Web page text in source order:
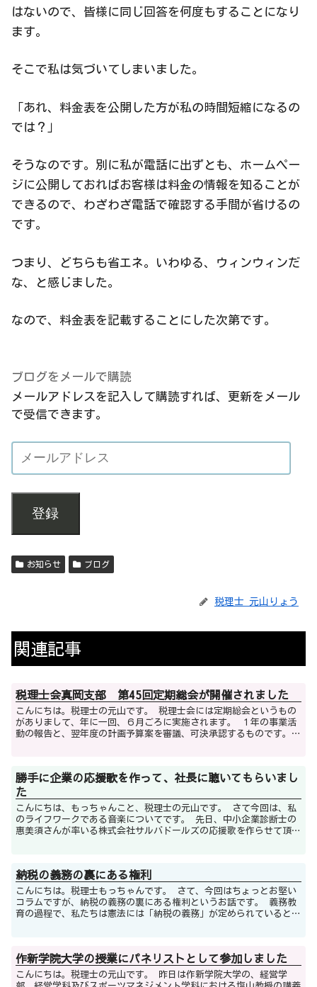
はないので、皆様に同じ回答を何度もすることになり
ます。
そこで私は気づいてしまいました。
「あれ、料金表を公開した方が私の時間短縮になるの
では？」
そうなのです。別に私が電話に出ずとも、ホームペー
ジに公開しておればお客様は料金の情報を知ることが
できるので、わざわざ電話で確認する手間が省けるの
です。
つまり、どちらも省エネ。いわゆる、ウィンウィンだ
な、と感じました。
なので、料金表を記載することにした次第です。
ブログをメールで購読
メールアドレスを記入して購読すれば、更新をメール
で受信できます。
登録
お知らせ ブログ
税理士 元山りょう
関連記事
税理士会真岡支部 第45回定期総会が開催されました
こんにちは。税理士の元山です。 税理士会には定期総会というもの
がありまして、年に一回、６月ごろに実施されます。 １年の事業活
動の報告と、翌年度の計画予算案を審議、可決承認するものです。
勝手に企業の応援歌を作って、社長に聴いてもらいまし
た
こんにちは、もっちゃんこと、税理士の元山です。 さて今回は、私
のライフワークである音楽についてです。 先日、中小企業診断士の
惠美須さんが率いる株式会社サルバドールズの応援歌を作らせて頂き
納税の義務の裏にある権利
こんにちは。税理士もっちゃんです。 さて、今回はちょっとお堅い
コラムですが、納税の義務の裏にある権利というお話です。 義務教
育の過程で、私たちは憲法には「納税の義務」が定められていると習
作新学院大学の授業にパネリストとして参加しました
こんにちは。税理士の元山です。 昨日は作新学院大学の、経営学